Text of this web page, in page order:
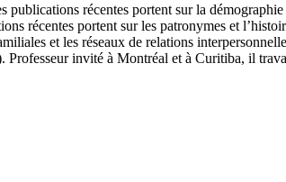
récentes portent sur la
récentes portent sur les patronymes et
et les réseaux de relations
invité à Montréal et à Curitiba, il